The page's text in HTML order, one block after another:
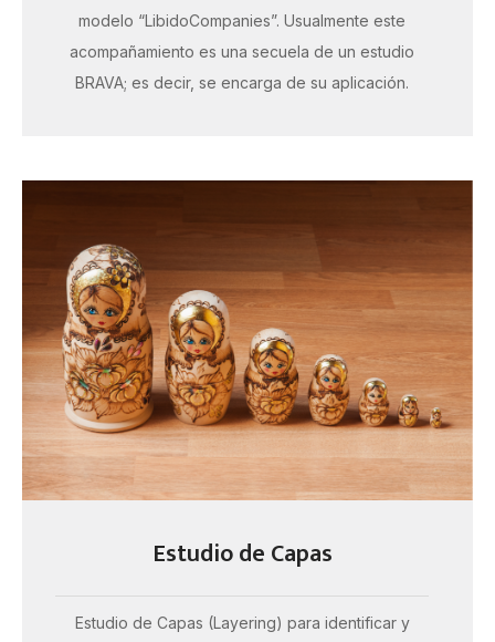
modelo “LibidoCompanies”. Usualmente este
acompañamiento es una secuela de un estudio
BRAVA; es decir, se encarga de su aplicación.
Estudio de Capas
Estudio de Capas (Layering) para identificar y